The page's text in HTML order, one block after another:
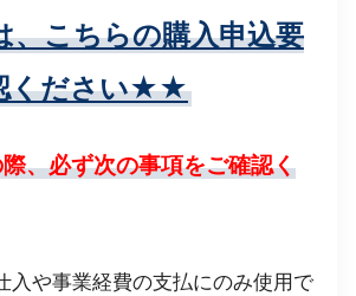
、こちらの購入申込要
ください★★
、必ず次の事項をご確認く
入や事業経費の支払にのみ使用で